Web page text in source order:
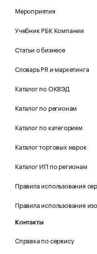
Мероприятия
Учебник РБК Компании
Статьи о бизнесе
Словарь PR и маркетинга
Каталог по ОКВЭД
Каталог по регионам
Каталог по категориям
Каталог торговых марок
Каталог ИП по регионам
Правила использования
Правила использования
Контакты
Справка по сервису